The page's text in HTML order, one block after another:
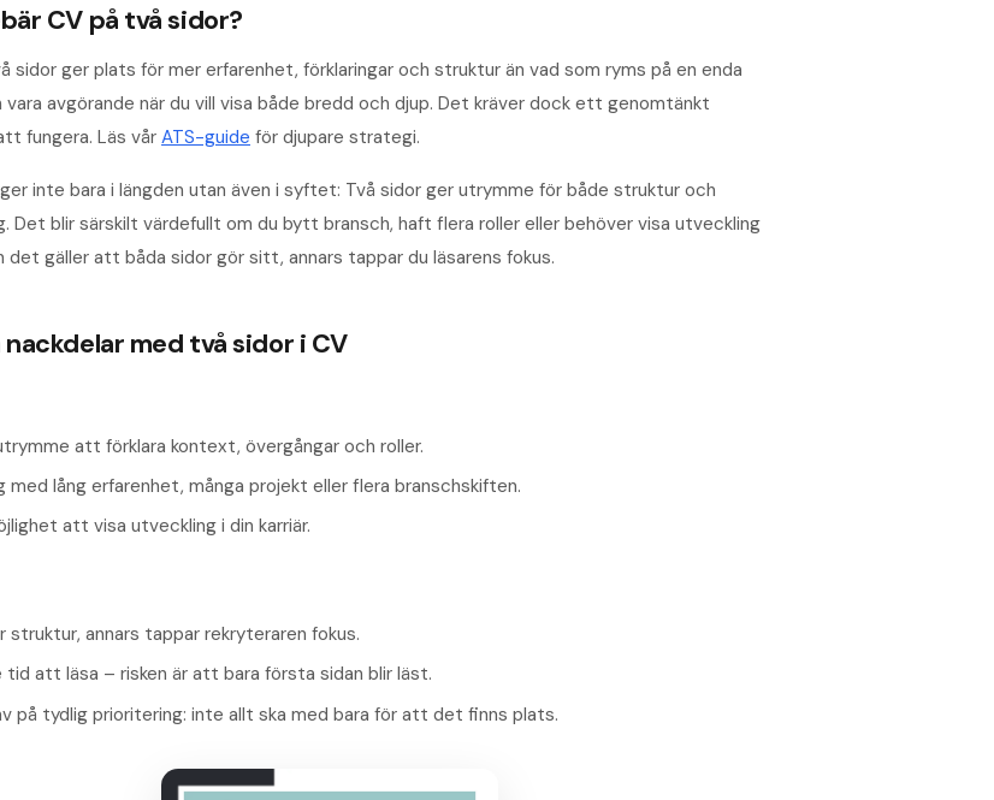
CV på två sidor?
sidor ger plats för mer erfarenhet, förklaringar och struktur än vad som ryms på en enda
vara avgörande när du vill visa både bredd och djup. Det kräver dock ett genomtänkt
fungera. Läs vår ATS-guide för djupare strategi.
inte bara i längden utan även i syftet: Två sidor ger utrymme för både struktur och
Det blir särskilt värdefullt om du bytt bransch, haft flera roller eller behöver visa utveckling
det gäller att båda sidor gör sitt, annars tappar du läsarens fokus.
med två sidor i CV
att förklara kontext, övergångar och roller.
med lång erfarenhet, många projekt eller flera branschskiften.
att visa utveckling i din karriär.
struktur, annars tappar rekryteraren fokus.
tid att läsa – risken är att bara första sidan blir läst.
på tydlig prioritering: inte allt ska med bara för att det finns plats.